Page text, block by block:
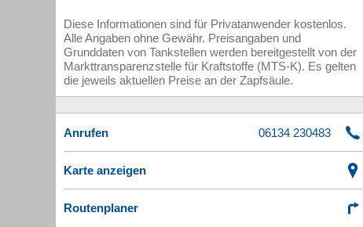
Diese Informationen sind für Privatanwender kostenlos.
Alle Angaben ohne Gewähr. Preisangaben und
Grunddaten von Tankstellen werden bereitgestellt von der
Markttransparenzstelle für Kraftstoffe (MTS-K). Es gelten
die jeweils aktuellen Preise an der Zapfsäule.
Anrufen
Karte anzeigen
Routenplaner